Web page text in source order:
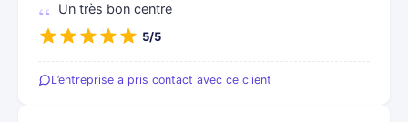
Un très bon centre
5/5
L’entreprise a pris contact avec ce client